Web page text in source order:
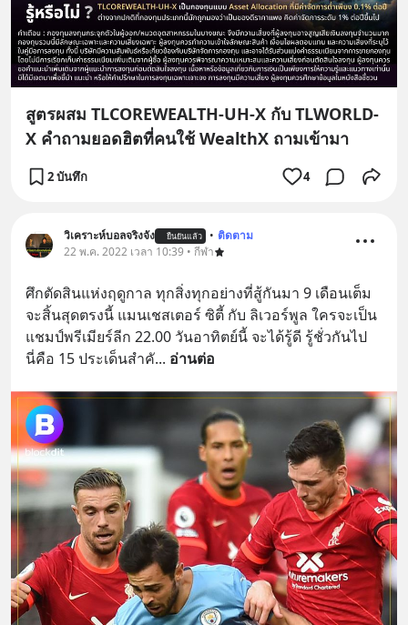
สูตรผสม TLCOREWEALTH-UH-X กับ TLWORLD-
X คำถามยอดฮิตที่คนใช้ WealthX ถามเข้ามา
2 บันทึก 4
วิเคราะห์บอลจริงจัง ยืนยันแล้ว • ติดตาม
22 พ.ค. 2022 เวลา 10:39 • กีฬา
ศึกตัดสินแห่งฤดูกาล ทุกสิ่งทุกอย่างที่สู้กันมา 9 เดือนเต็ม
จะสิ้นสุดตรงนี้ แมนเชสเตอร์ ซิตี้ กับ ลิเวอร์พูล ใครจะเป็น
แชมป์พรีเมียร์ลีก 22.00 วันอาทิตย์นี้ จะได้รู้ดี รู้ชั่วกันไป
นี่คือ 15 ประเด็นสำคั... อ่านต่อ